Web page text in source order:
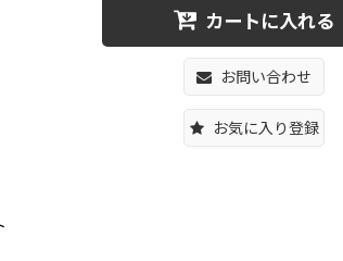
カートに入れる
お問い合わせ
お気に入り登録